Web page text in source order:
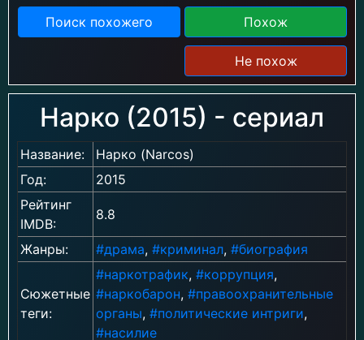
Поиск похожего Похож
Не похож
Нарко (2015) - сериал
Название:
Нарко (Narcos)
Год:
2015
Рейтинг
IMDB:
8.8
Жанры: #драма, #криминал, #биография
Сюжетные
теги:
#наркотрафик, #коррупция,
#наркобарон, #правоохранительные
органы, #политические интриги,
#насилие